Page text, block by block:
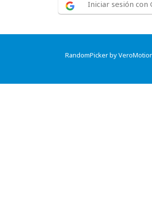
Iniciar sesión con
RandomPicker by